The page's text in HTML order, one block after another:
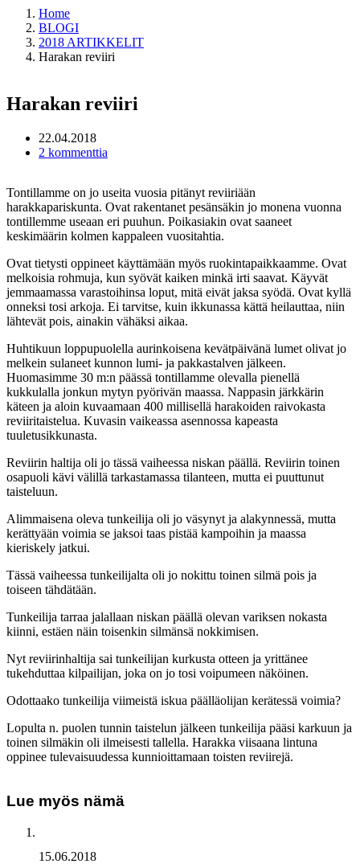
Home
BLOGI
2018 ARTIKKELIT
Harakan reviiri
Harakan reviiri
22.04.2018
2 kommenttia
Tontillamme on jo useita vuosia pitänyt reviiriään
harakkapariskunta. Ovat rakentanet pesänsäkin jo monena vuonna
tontillemme useaan eri puuhun. Poikasiakin ovat saaneet
keskimäärin kolmen kappaleen vuositahtia.
Ovat tietysti oppineet käyttämään myös ruokintapaikkaamme. Ovat
melkoisia rohmuja, kun syövät kaiken minkä irti saavat. Käyvät
jemmaamassa varastoihinsa loput, mitä eivät jaksa syödä. Ovat kyllä
onneksi tosi arkoja. Ei tarvitse, kuin ikkunassa kättä heilauttaa, niin
lähtevät pois, ainakin vähäksi aikaa.
Huhtikuun loppupuolella aurinkoisena kevätpäivänä lumet olivat jo
melkein sulaneet kunnon lumi- ja pakkastalven jälkeen.
Huomasimme 30 m:n päässä tontillamme olevalla pienellä
kukkulalla jonkun mytyn pyörivän maassa. Nappasin järkkärin
käteen ja aloin kuvaamaan 400 millisellä harakoiden raivokasta
reviiritaistelua. Kuvasin vaikeassa asennossa kapeasta
tuuletusikkunasta.
Reviirin haltija oli jo tässä vaiheessa niskan päällä. Reviirin toinen
osapuoli kävi välillä tarkastamassa tilanteen, mutta ei puuttunut
taisteluun.
Alimmaisena oleva tunkeilija oli jo väsynyt ja alakynnessä, mutta
kerättyään voimia se jaksoi taas pistää kampoihin ja maassa
kieriskely jatkui.
Tässä vaiheessa tunkeilijalta oli jo nokittu toinen silmä pois ja
toiseen tähdätään.
Tunkeilija tarraa jalallaan niskan päällä olevan variksen nokasta
kiinni, estäen näin toisenkin silmänsä nokkimisen.
Nyt reviirinhaltija sai tunkeilijan kurkusta otteen ja yrittänee
tukehduttaa kilpailijan, joka on jo tosi voipumeen näköinen.
Odottaako tunkeilija viimeistä iskua päälläolijan kerätessä voimia?
Lopulta n. puolen tunnin taistelun jälkeen tunkeilija pääsi karkuun ja
toinen silmäkin oli ilmeisesti tallella. Harakka viisaana lintuna
oppinee tulevaisuudessa kunnioittamaan toisten reviirejä.
Lue myös nämä
15.06.2018